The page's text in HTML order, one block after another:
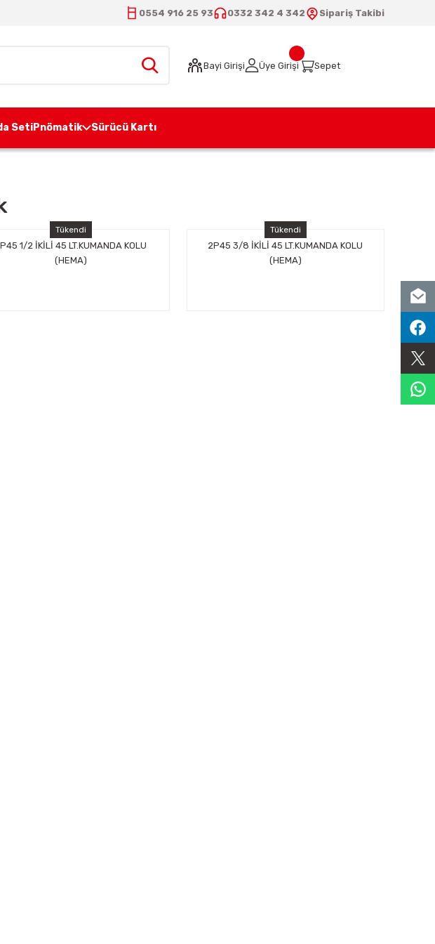
0554 916 25 93 0332 342 4 342 Sipariş Takibi
Bayi Girişi Üye Girişi Sepet
SetiPnömatik Sürücü Kartı
Tükendi
1/2 İKİLİ 45 LT.KUMANDA KOLU
(HEMA)
Tükendi
2P45 3/8 İKİLİ 45 LT.KUMANDA KOLU
(HEMA)